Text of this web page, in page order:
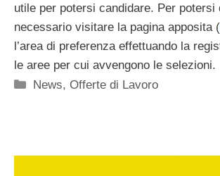
utile per potersi candidare. Per potersi
necessario visitare la pagina apposita (
l’area di preferenza effettuando la
le aree per cui avvengono le selezioni.
Categorie
News,Offerte di Lavoro